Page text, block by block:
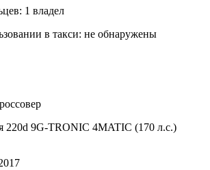
1 владел
в такси: не обнаружены
220d 9G-TRONIC 4MATIC (170 л.с.)